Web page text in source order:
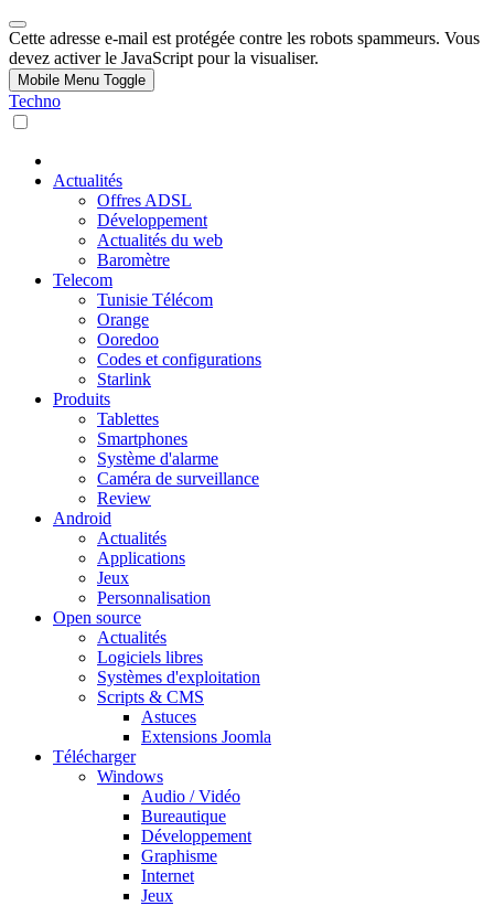
Cette adresse e-mail est protégée contre les robots spammeurs. Vous
devez activer le JavaScript pour la visualiser.
Mobile Menu Toggle
Techno
Actualités
Offres ADSL
Développement
Actualités du web
Baromètre
Telecom
Tunisie Télécom
Orange
Ooredoo
Codes et configurations
Starlink
Produits
Tablettes
Smartphones
Système d'alarme
Caméra de surveillance
Review
Android
Actualités
Applications
Jeux
Personnalisation
Open source
Actualités
Logiciels libres
Systèmes d'exploitation
Scripts & CMS
Astuces
Extensions Joomla
Télécharger
Windows
Audio / Vidéo
Bureautique
Développement
Graphisme
Internet
Jeux